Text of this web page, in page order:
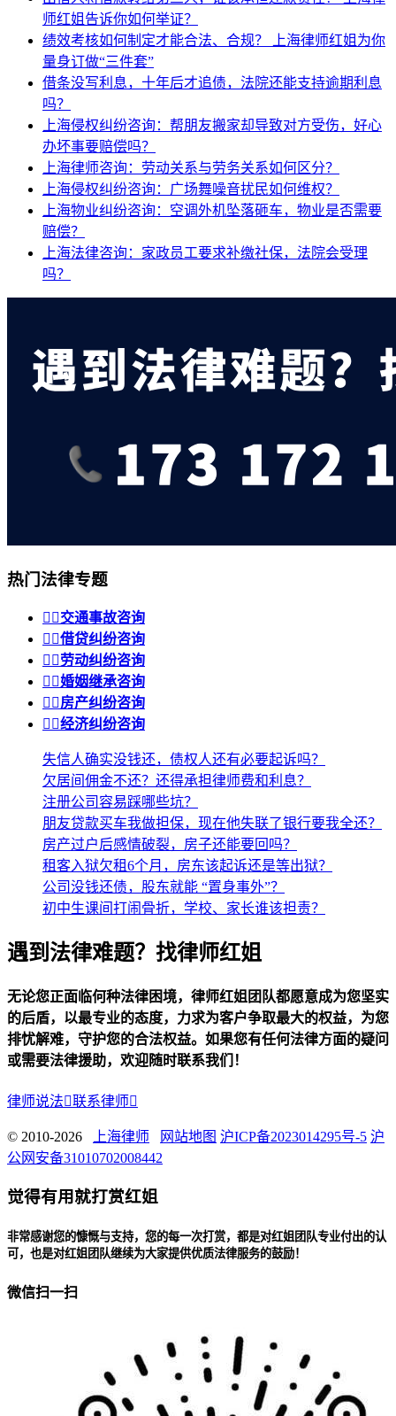
师红姐告诉你如何举证？
绩效考核如何制定才能合法、合规？
上海律师红姐为你
量身订做“三件套”
借条没写利息，十年后才追债，法院还能支持逾期利息
吗？
上海侵权纠纷咨询：帮朋友搬家却导致对方受伤，好心
办坏事要赔偿吗？
上海律师咨询：劳动关系与劳务关系如何区分？
上海侵权纠纷咨询：广场舞噪音扰民如何维权？
上海物业纠纷咨询：空调外机坠落砸车，物业是否需要
赔偿？
上海法律咨询：家政员工要求补缴社保，法院会受理
吗？
热门法律专题
 交通事故咨询
 借贷纠纷咨询
 劳动纠纷咨询
 婚姻继承咨询
 房产纠纷咨询
 经济纠纷咨询
失信人确实没钱还，债权人还有必要起诉吗？
欠居间佣金不还？还得承担律师费和利息？
注册公司容易踩哪些坑？
朋友贷款买车我做担保，现在他失联了银行要我全还？
房产过户后感情破裂，房子还能要回吗？
租客入狱欠租6个月，房东该起诉还是等出狱？
公司没钱还债，股东就能 “置身事外”？
初中生课间打闹骨折，学校、家长谁该担责？
遇到法律难题？找律师红姐
无论您正面临何种法律困境，律师红姐团队都愿意成为您坚实
的后盾，以最专业的态度，力求为客户争取最大的权益，为您
排忧解难，守护您的合法权益。如果您有任何法律方面的疑问
或需要法律援助，欢迎随时联系我们！
律师说法联系律师
© 2010-2026 上海律师 网站地图 沪ICP备2023014295号-5 沪
公网安备31010702008442
觉得有用就打赏红姐
非常感谢您的慷慨与支持，您的每一次打赏，都是对红姐团队专业付出的认
可，也是对红姐团队继续为大家提供优质法律服务的鼓励！
微信扫一扫